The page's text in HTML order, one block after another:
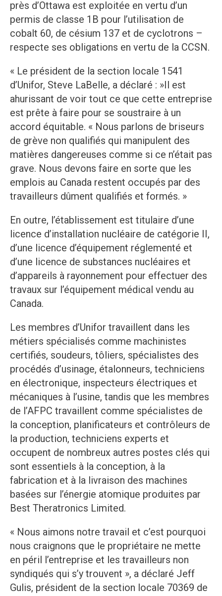
près d’Ottawa est exploitée en vertu d’un
permis de classe 1B pour l’utilisation de
cobalt 60, de césium 137 et de cyclotrons –
respecte ses obligations en vertu de la CCSN.
« Le président de la section locale 1541
d’Unifor, Steve LaBelle, a déclaré : »Il est
ahurissant de voir tout ce que cette entreprise
est prête à faire pour se soustraire à un
accord équitable. « Nous parlons de briseurs
de grève non qualifiés qui manipulent des
matières dangereuses comme si ce n’était pas
grave. Nous devons faire en sorte que les
emplois au Canada restent occupés par des
travailleurs dûment qualifiés et formés. »
En outre, l’établissement est titulaire d’une
licence d’installation nucléaire de catégorie II,
d’une licence d’équipement réglementé et
d’une licence de substances nucléaires et
d’appareils à rayonnement pour effectuer des
travaux sur l’équipement médical vendu au
Canada.
Les membres d’Unifor travaillent dans les
métiers spécialisés comme machinistes
certifiés, soudeurs, tôliers, spécialistes des
procédés d’usinage, étalonneurs, techniciens
en électronique, inspecteurs électriques et
mécaniques à l’usine, tandis que les membres
de l’AFPC travaillent comme spécialistes de
la conception, planificateurs et contrôleurs de
la production, techniciens experts et
occupent de nombreux autres postes clés qui
sont essentiels à la conception, à la
fabrication et à la livraison des machines
basées sur l’énergie atomique produites par
Best Theratronics Limited.
« Nous aimons notre travail et c’est pourquoi
nous craignons que le propriétaire ne mette
en péril l’entreprise et les travailleurs non
syndiqués qui s’y trouvent », a déclaré Jeff
Gulis, président de la section locale 70369 de